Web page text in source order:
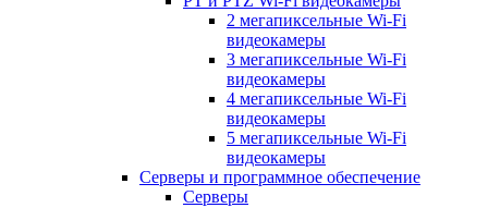
2 мегапиксельные Wi-Fi
видеокамеры
3 мегапиксельные Wi-Fi
видеокамеры
4 мегапиксельные Wi-Fi
видеокамеры
5 мегапиксельные Wi-Fi
видеокамеры
Серверы и программное обеспечение
Серверы